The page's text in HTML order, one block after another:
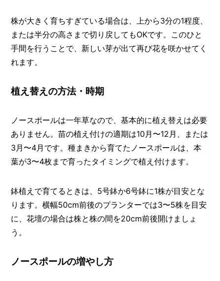
株が大きく育ちすぎている場合は、上から3分の1程度、
または半分の高さまで切り戻してもOKです。このひと
手間を行うことで、新しい芽が出て再び花を咲かせてく
れます。
植え替えの方法・時期
ノースポールは一年草なので、基本的に植え替えは必要
ありません。苗の植え付けの適期は10月〜12月、または
3月〜4月です。種まきから育てたノースポールは、本
葉が3〜4枚まで育ったタイミングで植え付けます。
鉢植えで育てるときは、5号鉢か6号鉢に1株が目安とな
ります。横幅50cm前後のプランターでは3〜5株を目安
に、花壇の場合は株と株の間を20cm前後開けましょ
う。
ノースポールの増やし方